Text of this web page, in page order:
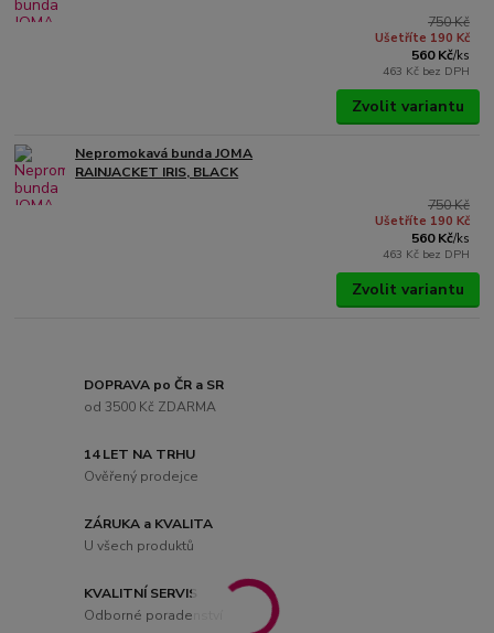
750 Kč
Ušetříte 190 Kč
560 Kč/ks
463 Kč bez DPH
Zvolit variantu
Nepromokavá bunda JOMA
RAINJACKET IRIS, BLACK
750 Kč
Ušetříte 190 Kč
560 Kč/ks
463 Kč bez DPH
Zvolit variantu
DOPRAVA po ČR a SR
od 3500 Kč ZDARMA
14 LET NA TRHU
Ověřený prodejce
ZÁRUKA a KVALITA
U všech produktů
KVALITNÍ SERVIS
Odborné poradenství